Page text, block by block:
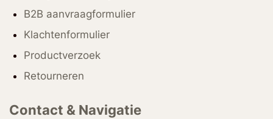
B2B aanvraagformulier
Klachtenformulier
Productverzoek
Retourneren
Contact & Navigatie